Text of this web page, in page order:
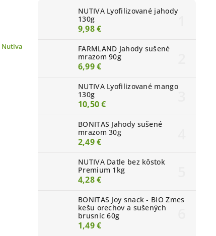
NUTIVA Lyofilizované jahody
130g
9,98 €
FARMLAND Jahody sušené
mrazom 90g
6,99 €
NUTIVA Lyofilizované mango
130g
10,50 €
BONITAS Jahody sušené
mrazom 30g
2,49 €
NUTIVA Datle bez kôstok
Premium 1kg
4,28 €
BONITAS Joy snack - BIO Zmes
kešu orechov a sušených
brusníc 60g
1,49 €
Nutiva